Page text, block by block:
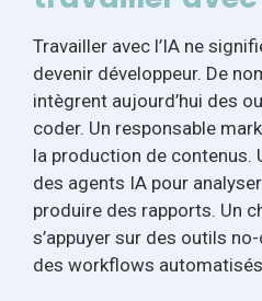
Travailler avec l’IA ne
devenir développeur. De
intègrent aujourd’hui des
coder. Un responsable
la production de contenus.
des agents IA pour
produire des rapports. Un
s’appuyer sur des outils
des workflows